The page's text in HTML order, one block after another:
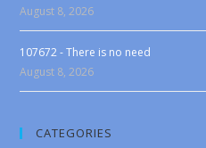
August 8, 2026
107672 - There is no need
August 8, 2026
CATEGORIES